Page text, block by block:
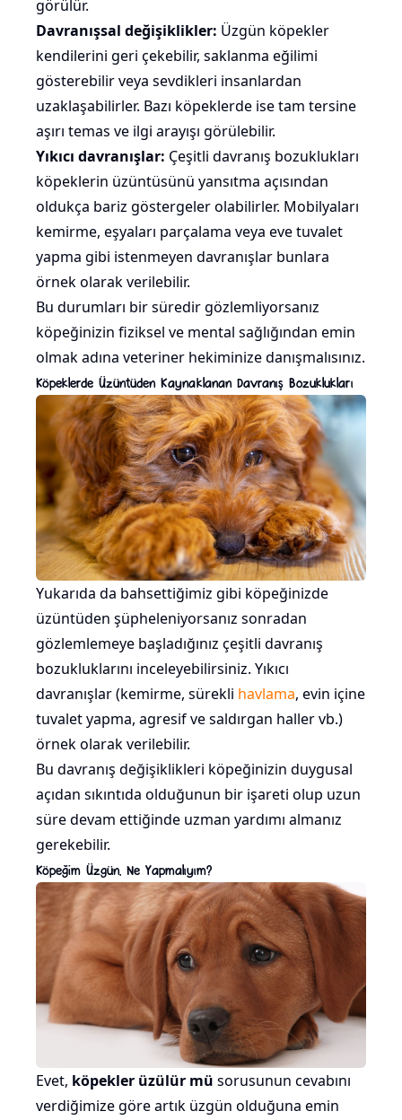
görülür.
Davranışsal değişiklikler: Üzgün köpekler
kendilerini geri çekebilir, saklanma eğilimi
gösterebilir veya sevdikleri insanlardan
uzaklaşabilirler. Bazı köpeklerde ise tam tersine
aşırı temas ve ilgi arayışı görülebilir.
Yıkıcı davranışlar: Çeşitli davranış bozuklukları
köpeklerin üzüntüsünü yansıtma açısından
oldukça bariz göstergeler olabilirler. Mobilyaları
kemirme, eşyaları parçalama veya eve tuvalet
yapma gibi istenmeyen davranışlar bunlara
örnek olarak verilebilir.
Bu durumları bir süredir gözlemliyorsanız
köpeğinizin fiziksel ve mental sağlığından emin
olmak adına veteriner hekiminize danışmalısınız.
Köpeklerde Üzüntüden Kaynaklanan Davranış Bozuklukları
Yukarıda da bahsettiğimiz gibi köpeğinizde
üzüntüden şüpheleniyorsanız sonradan
gözlemlemeye başladığınız çeşitli davranış
bozukluklarını inceleyebilirsiniz. Yıkıcı
davranışlar (kemirme, sürekli havlama, evin içine
tuvalet yapma, agresif ve saldırgan haller vb.)
örnek olarak verilebilir.
Bu davranış değişiklikleri köpeğinizin duygusal
açıdan sıkıntıda olduğunun bir işareti olup uzun
süre devam ettiğinde uzman yardımı almanız
gerekebilir.
Köpeğim Üzgün, Ne Yapmalıyım?
Evet, köpekler üzülür mü sorusunun cevabını
verdiğimize göre artık üzgün olduğuna emin